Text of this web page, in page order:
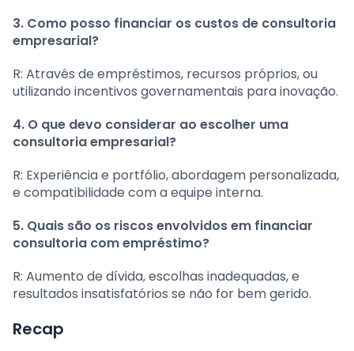
3. Como posso financiar os custos de consultoria
empresarial?
R: Através de empréstimos, recursos próprios, ou
utilizando incentivos governamentais para inovação.
4. O que devo considerar ao escolher uma
consultoria empresarial?
R: Experiência e portfólio, abordagem personalizada,
e compatibilidade com a equipe interna.
5. Quais são os riscos envolvidos em financiar
consultoria com empréstimo?
R: Aumento de dívida, escolhas inadequadas, e
resultados insatisfatórios se não for bem gerido.
Recap